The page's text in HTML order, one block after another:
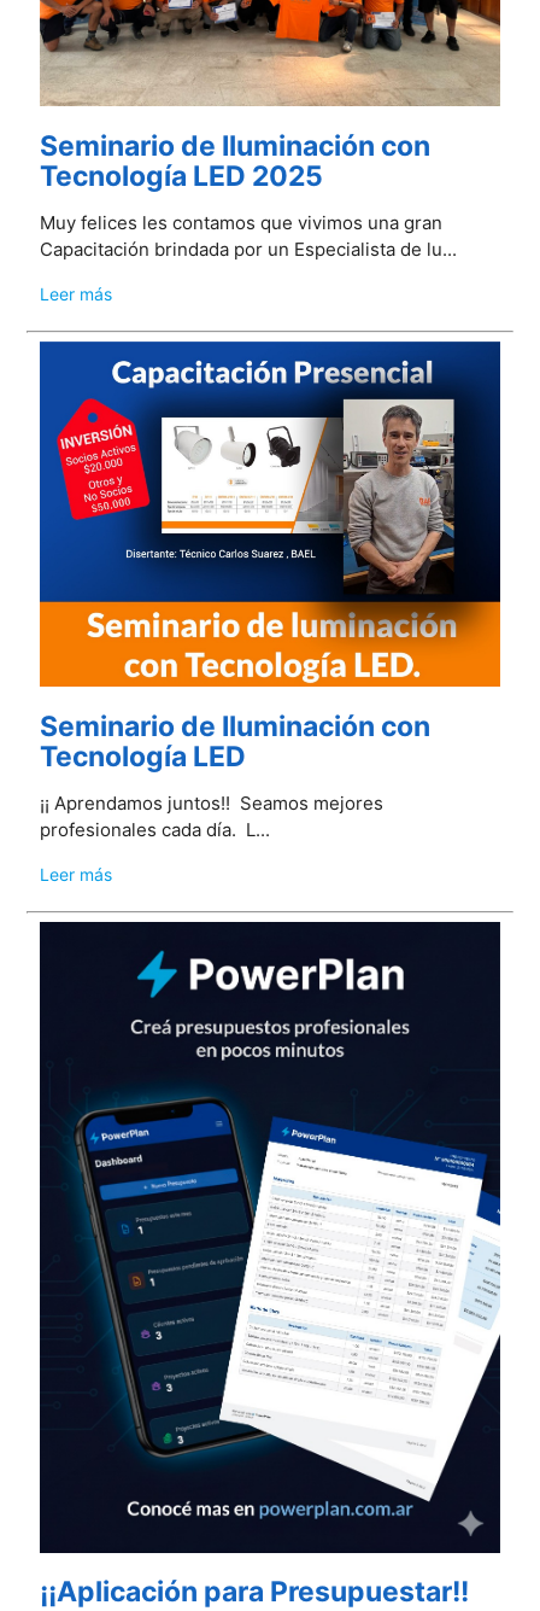
Seminario de Iluminación con
Tecnología LED 2025
Muy felices les contamos que vivimos una gran
Capacitación brindada por un Especialista de lu...
Leer más
Seminario de Iluminación con
Tecnología LED
¡¡ Aprendamos juntos!! Seamos mejores
profesionales cada día. L...
Leer más
¡¡Aplicación para Presupuestar!!